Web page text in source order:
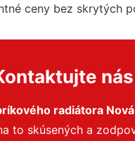
ceny bez skrytých
nás
radiátora
to skúsených a